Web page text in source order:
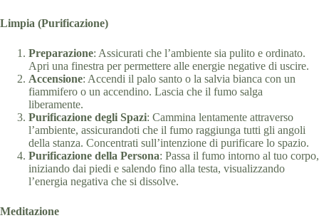
Limpia (Purificazione)
Preparazione: Assicurati che l’ambiente sia pulito e ordinato.
Apri una finestra per permettere alle energie negative di uscire.
Accensione: Accendi il palo santo o la salvia bianca con un
fiammifero o un accendino. Lascia che il fumo salga
liberamente.
Purificazione degli Spazi: Cammina lentamente attraverso
l’ambiente, assicurandoti che il fumo raggiunga tutti gli angoli
della stanza. Concentrati sull’intenzione di purificare lo spazio.
Purificazione della Persona: Passa il fumo intorno al tuo corpo,
iniziando dai piedi e salendo fino alla testa, visualizzando
l’energia negativa che si dissolve.
Meditazione